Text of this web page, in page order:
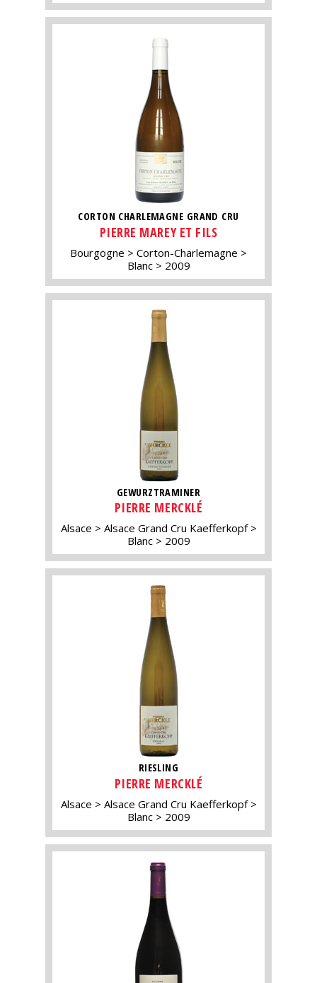
CORTON CHARLEMAGNE GRAND CRU
PIERRE MAREY ET FILS
Bourgogne
Corton-Charlemagne
Blanc
2009
GEWURZTRAMINER
PIERRE MERCKLÉ
Alsace
Alsace Grand Cru Kaefferkopf
Blanc
2009
RIESLING
PIERRE MERCKLÉ
Alsace
Alsace Grand Cru Kaefferkopf
Blanc
2009